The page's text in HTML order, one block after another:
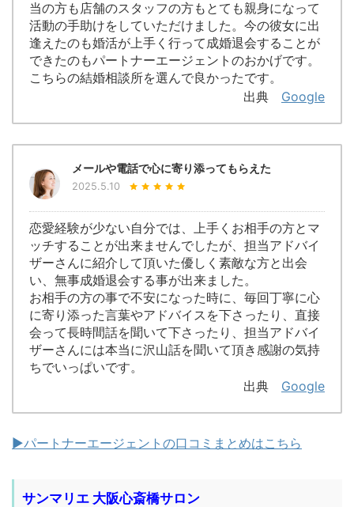
当の方も店舗のスタッフの方もとても親身になって
活動の手助けをしていただけました。今の彼女に出
逢えたのも婚活が上手く行って成婚退会することが
できたのもパートナーエージェントのおかげです。
こちらの結婚相談所を選んで良かったです。
出典 Google
メールや電話で心に寄り添ってもらえた
2025.5.10
恋愛経験が少ない自分では、上手くお相手の方とマ
ッチすることが出来ませんでしたが、担当アドバイ
ザーさんに紹介して頂いた優しく素敵な方と出会
い、無事成婚退会する事が出来ました。
お相手の方の事で不安になった時に、毎回丁寧に心
に寄り添った言葉やアドバイスを下さったり、直接
会って長時間話を聞いて下さったり、担当アドバイ
ザーさんには本当に沢山話を聞いて頂き感謝の気持
ちでいっぱいです。
出典 Google
▶︎パートナーエージェントの口コミまとめはこちら
サンマリエ 大阪心斎橋サロン